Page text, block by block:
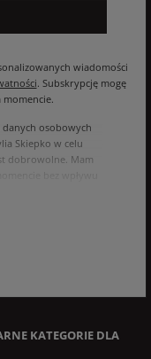
wiadomości
. Subskrypcję mogę
osobowych
Skiepko w celu
dobrowolne. Mam
prawo dostępu
KATEGORIE DLA